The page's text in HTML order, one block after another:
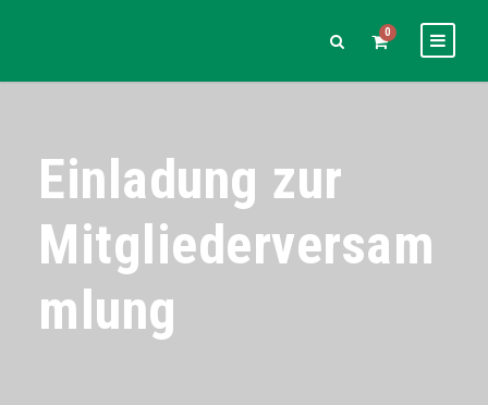
0
Einladung zur
Mitgliederversam
mlung